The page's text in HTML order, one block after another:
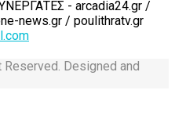
- arcadia24.gr /
news.gr / poulithratv.gr
Designed and